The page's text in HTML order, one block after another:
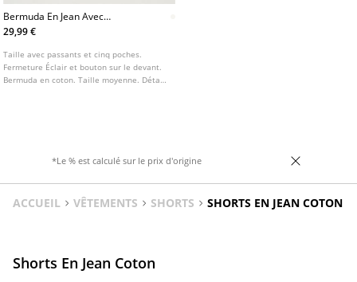
Bermuda En Jean Avec
Ceinture
29,99 €
Taille avec passants et cinq poches.
Fermeture Éclair et bouton sur le devant.
Bermuda en coton. Taille moyenne. Détail
*Le % est calculé sur le prix d'origine
ACCUEIL VÊTEMENTS SHORTS SHORTS EN JEAN COTON
Shorts En Jean Coton